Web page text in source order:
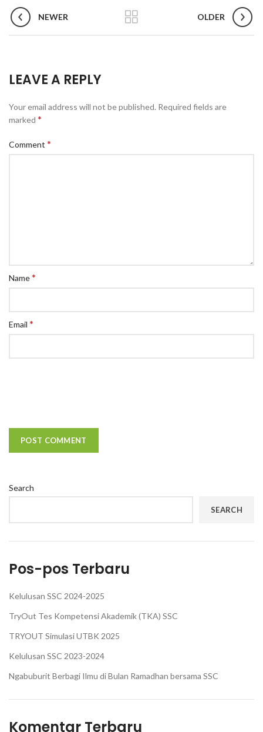
NEWER OLDER
LEAVE A REPLY
Your email address will not be published. Required fields are
marked *
Comment *
Name*
Email *
Search
SEARCH
Pos-pos Terbaru
Kelulusan SSC 2024-2025
TryOut Tes Kompetensi Akademik (TKA) SSC
TRYOUT Simulasi UTBK 2025
Kelulusan SSC 2023-2024
Ngabuburit Berbagi Ilmu di Bulan Ramadhan bersama SSC
Komentar Terbaru